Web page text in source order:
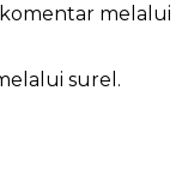
melalui
surel.